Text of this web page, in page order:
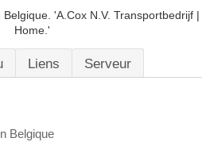
'A.Cox N.V. Transportbedrijf |
Home.'
Liens Serveur
Belgique